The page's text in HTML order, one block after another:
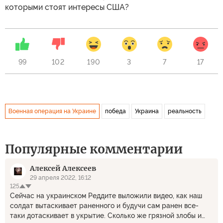
которыми стоят интересы США?
99 102 190 3 7 17
Военная операция на Украине победа Украина реальность
Популярные комментарии
Алексей Алексеев
29 апреля 2022, 16:12
125
Сейчас на украинском Реддите выложили видео, как наш
солдат вытаскивает раненного и будучи сам ранен все-
таки дотаскивает в укрытие. Сколько же грязной злобы и